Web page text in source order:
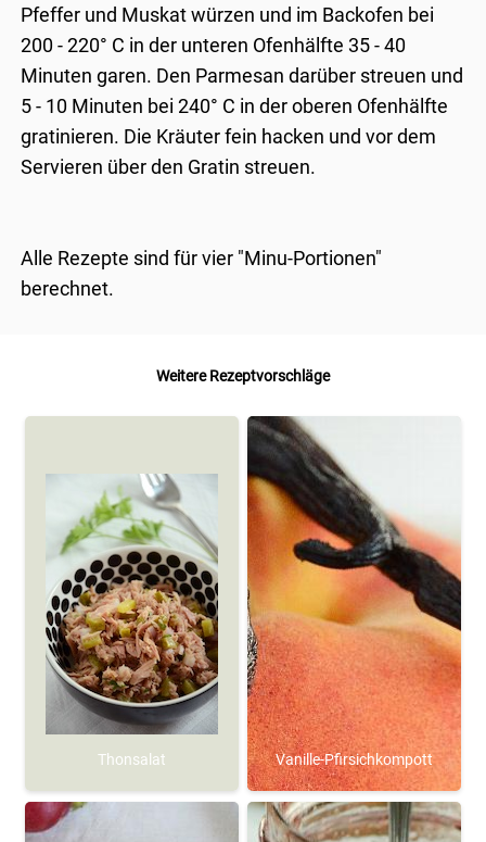
Pfeffer und Muskat würzen und im Backofen bei
200 - 220° C in der unteren Ofenhälfte 35 - 40
Minuten garen. Den Parmesan darüber streuen und
5 - 10 Minuten bei 240° C in der oberen Ofenhälfte
gratinieren. Die Kräuter fein hacken und vor dem
Servieren über den Gratin streuen.
Alle Rezepte sind für vier "Minu-Portionen"
berechnet.
Weitere Rezeptvorschläge
Thonsalat Vanille-Pfirsichkompott